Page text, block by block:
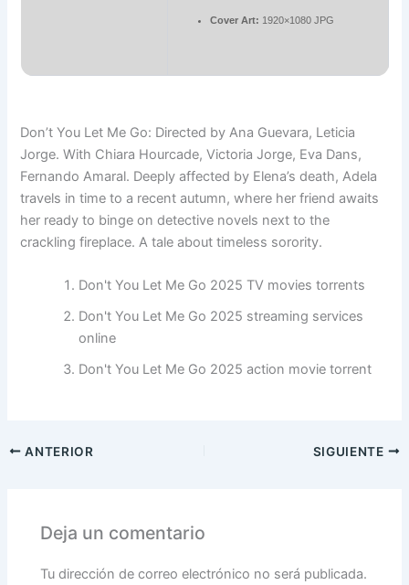
Cover Art: 1920×1080 JPG
Don’t You Let Me Go: Directed by Ana Guevara, Leticia
Jorge. With Chiara Hourcade, Victoria Jorge, Eva Dans,
Fernando Amaral. Deeply affected by Elena’s death, Adela
travels in time to a recent autumn, where her friend awaits
her ready to binge on detective novels next to the
crackling fireplace. A tale about timeless sorority.
Don't You Let Me Go 2025 TV movies torrents
Don't You Let Me Go 2025 streaming services
online
Don't You Let Me Go 2025 action movie torrent
ANTERIOR SIGUIENTE
Deja un comentario
Tu dirección de correo electrónico no será publicada.